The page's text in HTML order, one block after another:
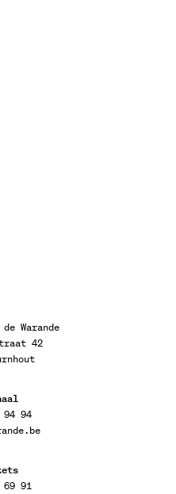
Warande
42
94 94
69 91